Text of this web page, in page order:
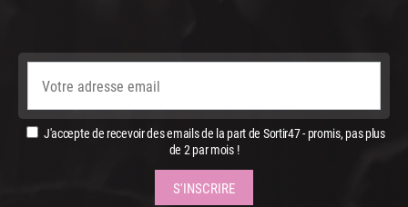
J'accepte de recevoir des emails de la part de Sortir47 - promis, pas plus
de 2 par mois !